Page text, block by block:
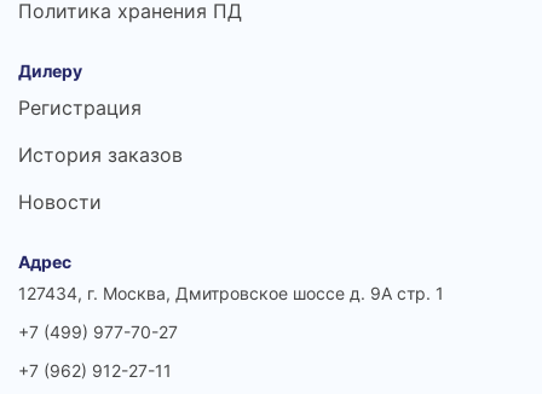
Политика хранения ПД
Дилеру
Регистрация
История заказов
Новости
Адрес
127434, г. Москва, Дмитровское шоссе д. 9А стр. 1
+7 (499) 977-70-27
+7 (962) 912-27-11